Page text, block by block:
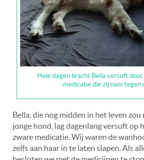
Hele dagen bracht Bella versuft
medicatie die zij nam tegen
Bella, die nog midden in het leven zou
jonge hond, lag dagenlang versuft op
zware medicatie. Wij waren de
zelfs aan haar in te laten slapen. Als